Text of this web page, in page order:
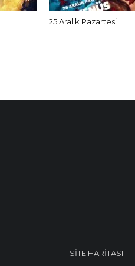
25 Aralık Pazartesi
SİTE HARİTASI